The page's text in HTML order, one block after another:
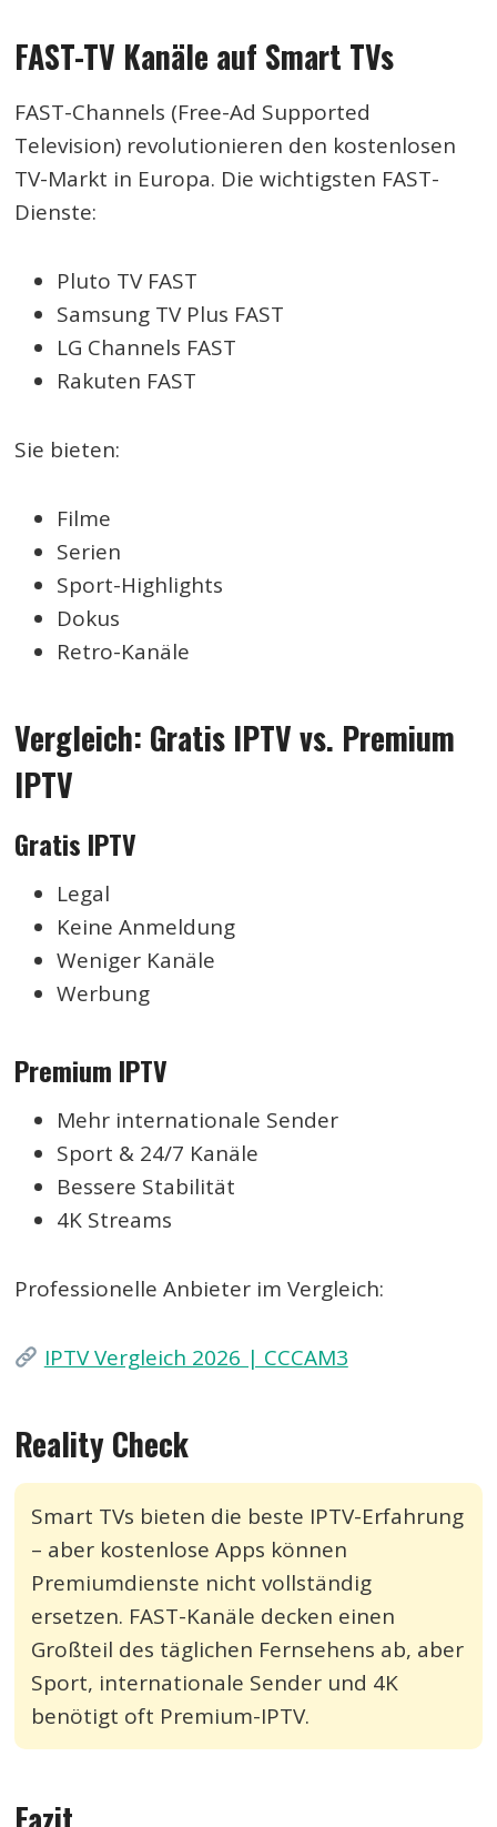
FAST-TV Kanäle auf Smart TVs
FAST-Channels (Free-Ad Supported
Television) revolutionieren den kostenlosen
TV-Markt in Europa. Die wichtigsten FAST-
Dienste:
Pluto TV FAST
Samsung TV Plus FAST
LG Channels FAST
Rakuten FAST
Sie bieten:
Filme
Serien
Sport-Highlights
Dokus
Retro-Kanäle
Vergleich: Gratis IPTV vs. Premium
IPTV
Gratis IPTV
Legal
Keine Anmeldung
Weniger Kanäle
Werbung
Premium IPTV
Mehr internationale Sender
Sport & 24/7 Kanäle
Bessere Stabilität
4K Streams
Professionelle Anbieter im Vergleich:
IPTV Vergleich 2026 | CCCAM3
Reality Check
Smart TVs bieten die beste IPTV-Erfahrung
– aber kostenlose Apps können
Premiumdienste nicht vollständig
ersetzen. FAST-Kanäle decken einen
Großteil des täglichen Fernsehens ab, aber
Sport, internationale Sender und 4K
benötigt oft Premium-IPTV.